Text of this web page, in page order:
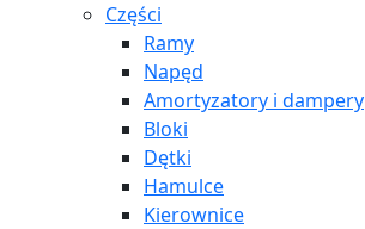
Części
Ramy
Napęd
Amortyzatory i dampery
Bloki
Dętki
Hamulce
Kierownice